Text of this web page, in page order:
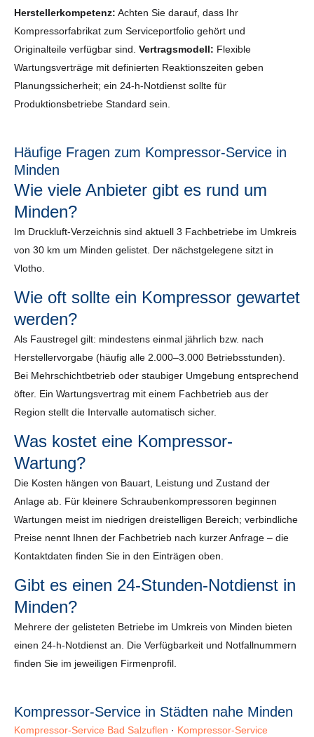
Herstellerkompetenz: Achten Sie darauf, dass Ihr
Kompressorfabrikat zum Serviceportfolio gehört und
Originalteile verfügbar sind. Vertragsmodell: Flexible
Wartungsverträge mit definierten Reaktionszeiten geben
Planungssicherheit; ein 24-h-Notdienst sollte für
Produktionsbetriebe Standard sein.
Häufige Fragen zum Kompressor-Service in
Minden
Wie viele Anbieter gibt es rund um
Minden?
Im Druckluft-Verzeichnis sind aktuell 3 Fachbetriebe im Umkreis
von 30 km um Minden gelistet. Der nächstgelegene sitzt in
Vlotho.
Wie oft sollte ein Kompressor gewartet
werden?
Als Faustregel gilt: mindestens einmal jährlich bzw. nach
Herstellervorgabe (häufig alle 2.000–3.000 Betriebsstunden).
Bei Mehrschichtbetrieb oder staubiger Umgebung entsprechend
öfter. Ein Wartungsvertrag mit einem Fachbetrieb aus der
Region stellt die Intervalle automatisch sicher.
Was kostet eine Kompressor-
Wartung?
Die Kosten hängen von Bauart, Leistung und Zustand der
Anlage ab. Für kleinere Schraubenkompressoren beginnen
Wartungen meist im niedrigen dreistelligen Bereich; verbindliche
Preise nennt Ihnen der Fachbetrieb nach kurzer Anfrage – die
Kontaktdaten finden Sie in den Einträgen oben.
Gibt es einen 24-Stunden-Notdienst in
Minden?
Mehrere der gelisteten Betriebe im Umkreis von Minden bieten
einen 24-h-Notdienst an. Die Verfügbarkeit und Notfallnummern
finden Sie im jeweiligen Firmenprofil.
Kompressor-Service in Städten nahe Minden
Kompressor-Service Bad Salzuflen · Kompressor-Service